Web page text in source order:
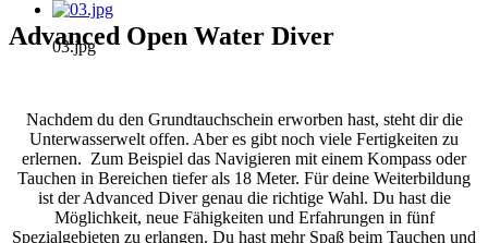
03.jpg
Advanced Open Water Diver
Nachdem du den Grundtauchschein erworben hast, steht dir die
Unterwasserwelt offen. Aber es gibt noch viele Fertigkeiten zu
erlernen. Zum Beispiel das Navigieren mit einem Kompass oder
Tauchen in Bereichen tiefer als 18 Meter. Für deine Weiterbildung
ist der Advanced Diver genau die richtige Wahl. Du hast die
Möglichkeit, neue Fähigkeiten und Erfahrungen in fünf
Spezialgebieten zu erlangen. Du hast mehr Spaß beim Tauchen und